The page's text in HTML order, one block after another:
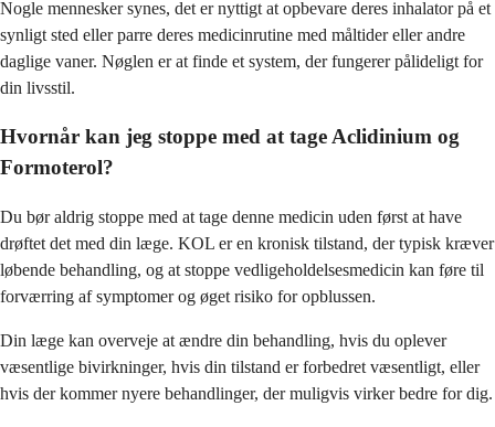
Nogle mennesker synes, det er nyttigt at opbevare deres inhalator på et
synligt sted eller parre deres medicinrutine med måltider eller andre
daglige vaner. Nøglen er at finde et system, der fungerer pålideligt for
din livsstil.
Hvornår kan jeg stoppe med at tage Aclidinium og
Formoterol?
Du bør aldrig stoppe med at tage denne medicin uden først at have
drøftet det med din læge. KOL er en kronisk tilstand, der typisk kræver
løbende behandling, og at stoppe vedligeholdelsesmedicin kan føre til
forværring af symptomer og øget risiko for opblussen.
Din læge kan overveje at ændre din behandling, hvis du oplever
væsentlige bivirkninger, hvis din tilstand er forbedret væsentligt, eller
hvis der kommer nyere behandlinger, der muligvis virker bedre for dig.